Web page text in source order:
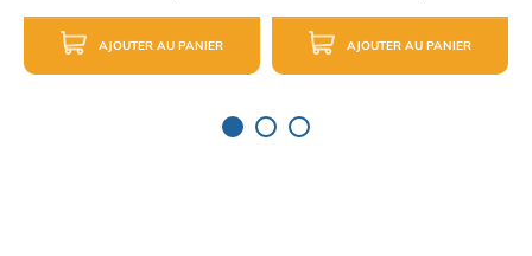
AJOUTER AU PANIER AJOUTER AU PANIER